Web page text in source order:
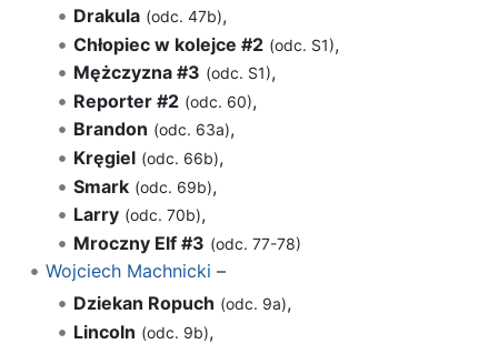
Drakula (odc. 47b),
Chłopiec w kolejce #2 (odc. S1),
Mężczyzna #3 (odc. S1),
Reporter #2 (odc. 60),
Brandon (odc. 63a),
Kręgiel (odc. 66b),
Smark (odc. 69b),
Larry (odc. 70b),
Mroczny Elf #3 (odc. 77-78)
Wojciech Machnicki –
Dziekan Ropuch (odc. 9a),
Lincoln (odc. 9b),